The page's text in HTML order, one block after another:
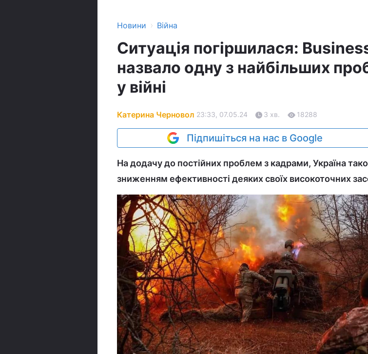
Новини › Війна
Ситуація погіршилася:
назвало одну з найбільших
у війні
Катерина Черновол 23:33, 07.05.24 3 хв. 18288
Підпишіться на нас в Google
На додачу до постійних проблем з кадрами, Україна
зниженням ефективності деяких своїх високоточних